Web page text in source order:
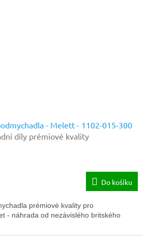
- Melett - 1102-015-300
díly prémiové kvality
Do košíku
prémiové kvality pro
- náhrada od nezávislého britského